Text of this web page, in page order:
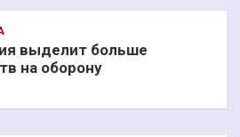
выделит больше
на оборону